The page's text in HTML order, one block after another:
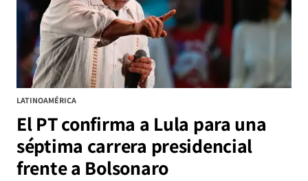
LATINOAMÉRICA
El PT confirma a Lula para una
séptima carrera presidencial
frente a Bolsonaro